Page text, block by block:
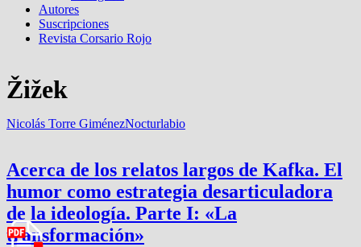
Autores
Suscripciones
Revista Corsario Rojo
Žižek
Nicolás Torre GiménezNocturlabio
Acerca de los relatos largos de Kafka. El
humor como estrategia desarticuladora
de la ideología. Parte I: «La
transformación»